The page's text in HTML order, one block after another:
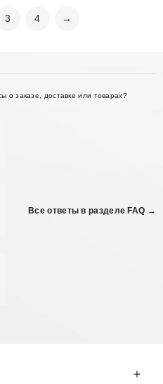
3 4 →
о заказе, доставке или товарах?
Все ответы в разделе FAQ →